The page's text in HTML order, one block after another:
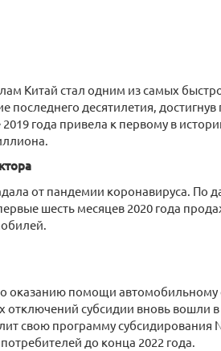
Китай стал одним из самых
последнего десятилетия,
года привела к первому в
от пандемии коронавируса. По
шесть месяцев 2020 года
оказанию помощи автомобильному
отключений субсидии вновь вошли
свою программу субсидирования
до конца 2022 года.